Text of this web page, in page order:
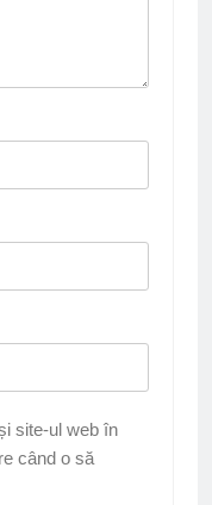
site-ul web în
când o să